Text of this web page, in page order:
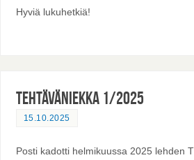
Hyviä lukuhetkiä!
Tehtäväniekka 1/2025
15.10.2025
Posti kadotti helmikuussa 2025 lehden